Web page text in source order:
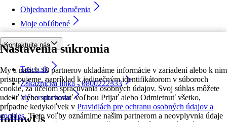
Nastavenia súkromia
My a našich 18 partnerov ukladáme informácie v zariadení alebo k nim
pristupujeme, napríklad k jedinečným identifikátorom v súboroch
cookie, za účelom spracúvania osobných údajov. Svoj súhlas môžete
udeliť alebo spravovať voľbou Prijať alebo Odmietnuť všetko,
prípadne kedykoľvek v Pravidlách pre ochranu osobných údajov a
cookies. Tieto voľby oznámime našim partnerom a neovplyvnia údaje
Objednanie doručenia
Moje obľúbené
Kontaktujte nás
Tesco.sk
Zákaznícka linka - 0800222333
Výber obchodu
followUs